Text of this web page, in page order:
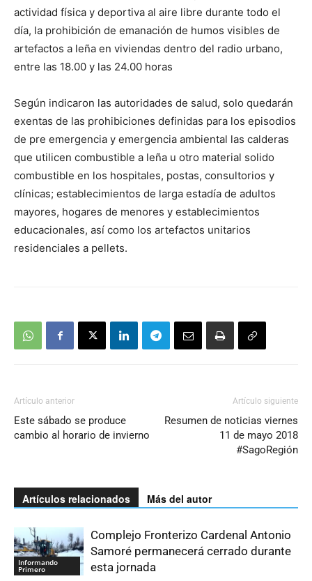
actividad física y deportiva al aire libre durante todo el
día, la prohibición de emanación de humos visibles de
artefactos a leña en viviendas dentro del radio urbano,
entre las 18.00 y las 24.00 horas
Según indicaron las autoridades de salud, solo quedarán
exentas de las prohibiciones definidas para los episodios
de pre emergencia y emergencia ambiental las calderas
que utilicen combustible a leña u otro material solido
combustible en los hospitales, postas, consultorios y
clínicas; establecimientos de larga estadía de adultos
mayores, hogares de menores y establecimientos
educacionales, así como los artefactos unitarios
residenciales a pellets.
Artículo anterior
Este sábado se produce
cambio al horario de invierno
Artículo siguiente
Resumen de noticias viernes
11 de mayo 2018
#SagoRegión
Artículos relacionados Más del autor
Informando
Primero
Complejo Fronterizo Cardenal Antonio
Samoré permanecerá cerrado durante
esta jornada